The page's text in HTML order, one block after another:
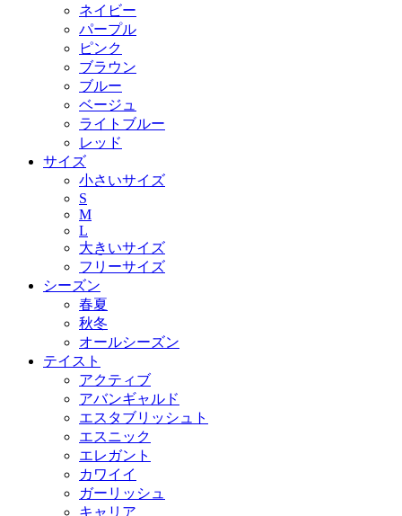
ネイビー
パープル
ピンク
ブラウン
ブルー
ベージュ
ライトブルー
レッド
サイズ
小さいサイズ
S
M
L
大きいサイズ
フリーサイズ
シーズン
春夏
秋冬
オールシーズン
テイスト
アクティブ
アバンギャルド
エスタブリッシュト
エスニック
エレガント
カワイイ
ガーリッシュ
キャリア